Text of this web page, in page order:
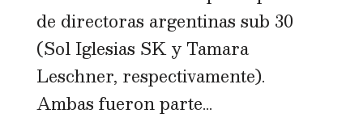
de directoras argentinas sub 30
(Sol Iglesias SK y Tamara
Leschner, respectivamente).
Ambas fueron parte...